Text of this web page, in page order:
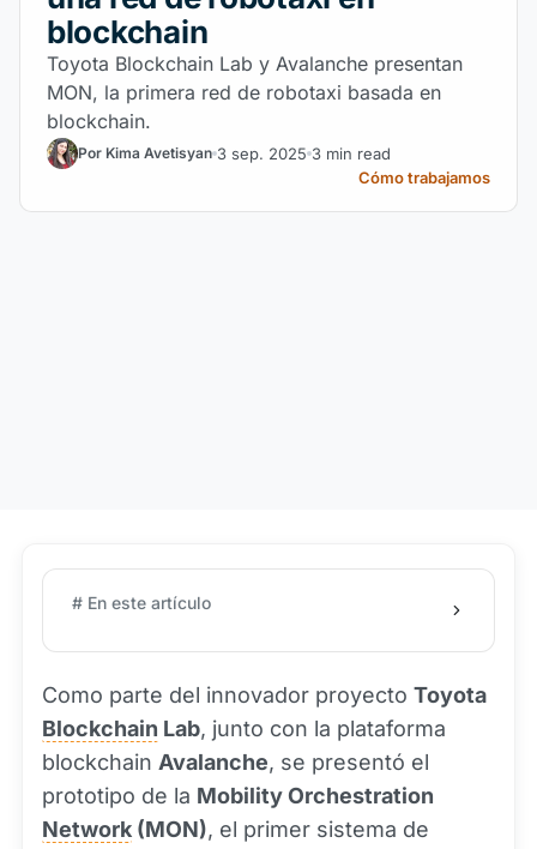
blockchain
Toyota Blockchain Lab y Avalanche presentan
MON, la primera red de robotaxi basada en
blockchain.
Por Kima Avetisyan 3 sep. 2025 3 min read
Cómo trabajamos
# En este artículo
Como parte del innovador proyecto Toyota
Blockchain Lab, junto con la plataforma
blockchain Avalanche, se presentó el
prototipo de la Mobility Orchestration
Network (MON), el primer sistema de